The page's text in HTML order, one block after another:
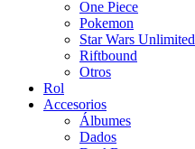
One Piece
Pokemon
Star Wars Unlimited
Riftbound
Otros
Rol
Accesorios
Álbumes
Dados